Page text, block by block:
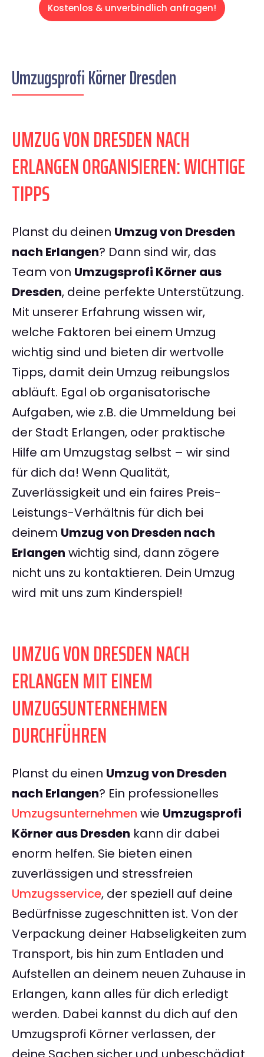
Kostenlos & unverbindlich anfragen!
Umzugsprofi Körner Dresden
UMZUG VON DRESDEN NACH
ERLANGEN ORGANISIEREN: WICHTIGE
TIPPS
Planst du deinen Umzug von Dresden
nach Erlangen? Dann sind wir, das
Team von Umzugsprofi Körner aus
Dresden, deine perfekte Unterstützung.
Mit unserer Erfahrung wissen wir,
welche Faktoren bei einem Umzug
wichtig sind und bieten dir wertvolle
Tipps, damit dein Umzug reibungslos
abläuft. Egal ob organisatorische
Aufgaben, wie z.B. die Ummeldung bei
der Stadt Erlangen, oder praktische
Hilfe am Umzugstag selbst – wir sind
für dich da! Wenn Qualität,
Zuverlässigkeit und ein faires Preis-
Leistungs-Verhältnis für dich bei
deinem Umzug von Dresden nach
Erlangen wichtig sind, dann zögere
nicht uns zu kontaktieren. Dein Umzug
wird mit uns zum Kinderspiel!
UMZUG VON DRESDEN NACH
ERLANGEN MIT EINEM
UMZUGSUNTERNEHMEN
DURCHFÜHREN
Planst du einen Umzug von Dresden
nach Erlangen? Ein professionelles
Umzugsunternehmen wie Umzugsprofi
Körner aus Dresden kann dir dabei
enorm helfen. Sie bieten einen
zuverlässigen und stressfreien
Umzugsservice, der speziell auf deine
Bedürfnisse zugeschnitten ist. Von der
Verpackung deiner Habseligkeiten zum
Transport, bis hin zum Entladen und
Aufstellen an deinem neuen Zuhause in
Erlangen, kann alles für dich erledigt
werden. Dabei kannst du dich auf den
Umzugsprofi Körner verlassen, der